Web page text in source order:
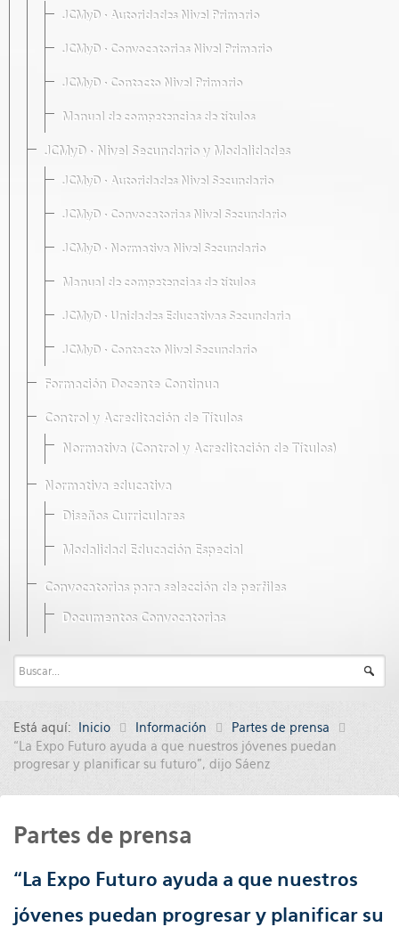
JCMyD · Autoridades Nivel Primario
JCMyD · Convocatorias Nivel Primario
JCMyD · Contacto Nivel Primario
Manual de competencias de títulos
JCMyD · Nivel Secundario y Modalidades
JCMyD · Autoridades Nivel Secundario
JCMyD · Convocatorias Nivel Secundario
JCMyD · Normativa Nivel Secundario
Manual de competencias de títulos
JCMyD · Unidades Educativas Secundaria
JCMyD · Contacto Nivel Secundario
Formación Docente Continua
Control y Acreditación de Títulos
Normativa (Control y Acreditación de Títulos)
Normativa educativa
Diseños Curriculares
Modalidad Educación Especial
Convocatorias para selección de perfiles
Documentos Convocatorias
Está aquí: Inicio Información
Partes de prensa
“La Expo Futuro ayuda a que nuestros jóvenes puedan
progresar y planificar su futuro”, dijo Sáenz
Partes de prensa
“La Expo Futuro ayuda a que nuestros
jóvenes puedan progresar y planificar su